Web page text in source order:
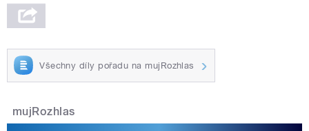
Všechny díly pořadu na mujRozhlas
mujRozhlas